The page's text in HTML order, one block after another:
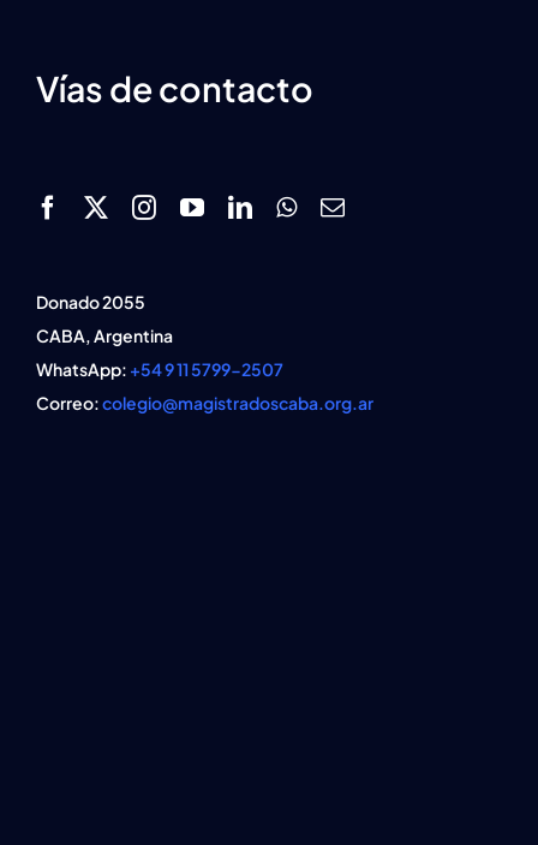
Vías de contacto
Donado 2055
CABA, Argentina
WhatsApp: +54 9 11 5799-2507
Correo:colegio@magistradoscaba.org.ar